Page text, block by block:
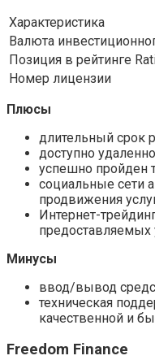
Характеристика
Валюта
Позиция в рейтинге
Номер лицензии
Плюсы
длительный срок
доступно
успешно пройден
социальные сети
продвижения
Интернет-
предоставляемых
Минусы
ввод/вывод
техническая
качественной и
Freedom Finance